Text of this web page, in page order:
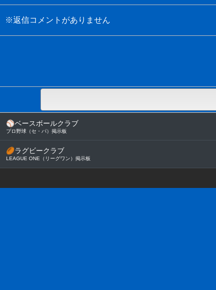
※返信コメントがありません
⚾ベースボールクラブ
プロ野球（セ・パ）掲示板
🏉ラグビークラブ
LEAGUE ONE（リーグワン）掲示板